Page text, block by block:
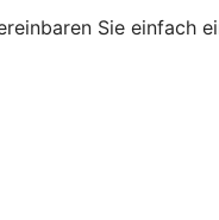
Sie einfach